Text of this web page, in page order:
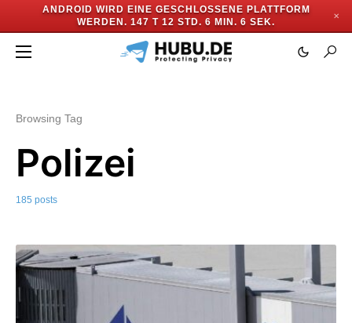
ANDROID WIRD EINE GESCHLOSSENE PLATTFORM
WERDEN. 147 T 12 STD. 6 MIN. 3 SEK.
✕
Browsing Tag
Polizei
185 posts